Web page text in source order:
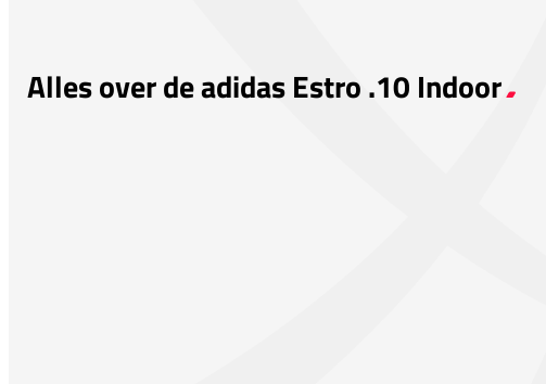
Alles over de adidas Estro .10 Indoor